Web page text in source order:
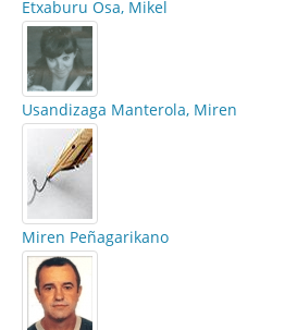
Etxaburu Osa, Mikel
Usandizaga Manterola, Miren
Miren Peñagarikano